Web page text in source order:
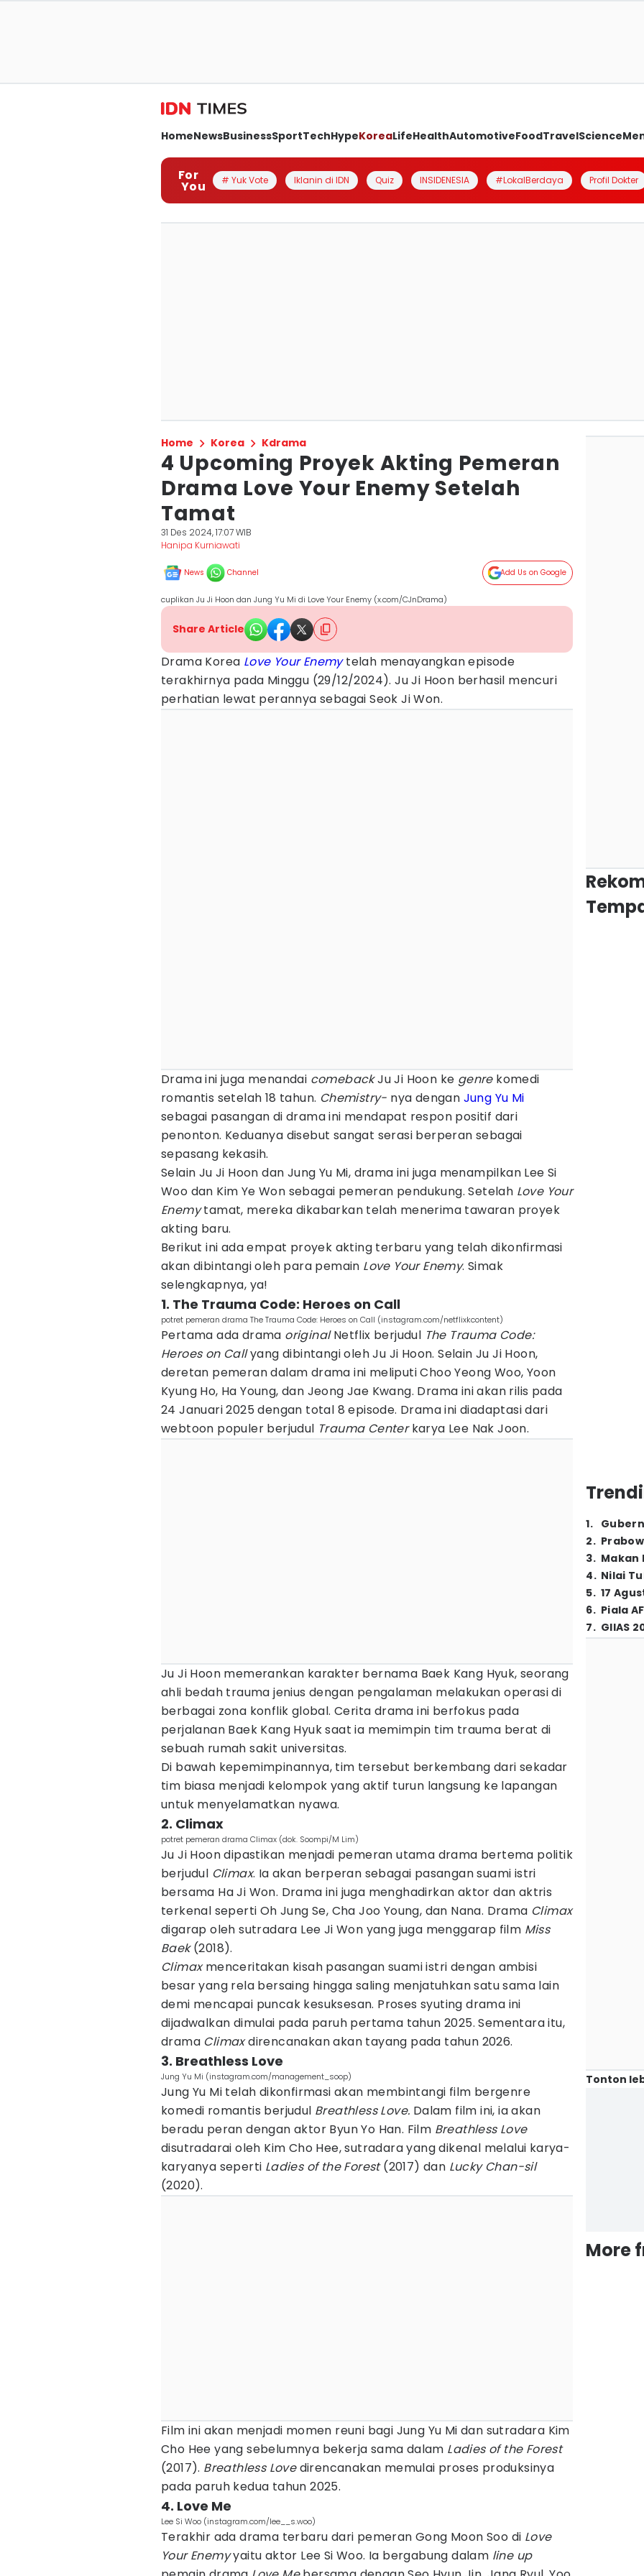
HomeNewsBusinessSportTechHypeKoreaLifeHealthAutomotiveFoodTravelScience
For
You # Yuk Vote Iklanin di IDN Quiz INSIDENESIA #LokalBerdaya Profil Dokter
Home Korea Kdrama
4 Upcoming Proyek Akting Pemeran
Drama Love Your Enemy Setelah
Tamat
31 Des 2024, 17:07 WIB
Hanipa Kurniawati
News Channel Add Us on Google
cuplikan Ju Ji Hoon dan Jung Yu Mi di Love Your Enemy (x.com/CJnDrama)
Share Article
Drama Korea Love Your Enemytelah menayangkan episode
terakhirnya pada Minggu (29/12/2024). Ju Ji Hoon berhasil mencuri
perhatian lewat perannya sebagai Seok Ji Won.
Drama ini juga menandai comebackJu Ji Hoon ke genrekomedi
romantis setelah 18 tahun. Chemistry- nya dengan Jung Yu Mi
sebagai pasangan di drama ini mendapat respon positif dari
penonton. Keduanya disebut sangat serasi berperan sebagai
sepasang kekasih.
Selain Ju Ji Hoon dan Jung Yu Mi, drama ini juga menampilkan Lee Si
Woo dan Kim Ye Won sebagai pemeran pendukung. Setelah Love Your
Enemytamat, mereka dikabarkan telah menerima tawaran proyek
akting baru.
Berikut ini ada empat proyek akting terbaru yang telah dikonfirmasi
akan dibintangi oleh para pemain Love Your Enemy. Simak
selengkapnya, ya!
1. The Trauma Code: Heroes on Call
potret pemeran drama The Trauma Code: Heroes on Call (instagram.com/netflixkcontent)
Pertama ada drama originalNetflix berjudul The Trauma Code:
Heroes on Callyang dibintangi oleh Ju Ji Hoon. Selain Ju Ji Hoon,
deretan pemeran dalam drama ini meliputi Choo Yeong Woo, Yoon
Kyung Ho, Ha Young, dan Jeong Jae Kwang. Drama ini akan rilis pada
24 Januari 2025 dengan total 8 episode. Drama ini diadaptasi dari
webtoon populer berjudul Trauma Centerkarya Lee Nak Joon.
Ju Ji Hoon memerankan karakter bernama Baek Kang Hyuk, seorang
ahli bedah trauma jenius dengan pengalaman melakukan operasi di
berbagai zona konflik global. Cerita drama ini berfokus pada
perjalanan Baek Kang Hyuk saat ia memimpin tim trauma berat di
sebuah rumah sakit universitas.
Di bawah kepemimpinannya, tim tersebut berkembang dari sekadar
tim biasa menjadi kelompok yang aktif turun langsung ke lapangan
untuk menyelamatkan nyawa.
2. Climax
potret pemeran drama Climax (dok. Soompi/M Lim)
Ju Ji Hoon dipastikan menjadi pemeran utama drama bertema politik
berjudul Climax. Ia akan berperan sebagai pasangan suami istri
bersama Ha Ji Won. Drama ini juga menghadirkan aktor dan aktris
terkenal seperti Oh Jung Se, Cha Joo Young, dan Nana. Drama Climax
digarap oleh sutradara Lee Ji Won yang juga menggarap film Miss
Baek(2018).
Climaxmenceritakan kisah pasangan suami istri dengan ambisi
besar yang rela bersaing hingga saling menjatuhkan satu sama lain
demi mencapai puncak kesuksesan. Proses syuting drama ini
dijadwalkan dimulai pada paruh pertama tahun 2025. Sementara itu,
drama Climaxdirencanakan akan tayang pada tahun 2026.
3. Breathless Love
Jung Yu Mi (instagram.com/management_soop)
Jung Yu Mi telah dikonfirmasi akan membintangi film bergenre
komedi romantis berjudul Breathless Love. Dalam film ini, ia akan
beradu peran dengan aktor Byun Yo Han. Film Breathless Love
disutradarai oleh Kim Cho Hee, sutradara yang dikenal melalui karya-
karyanya seperti Ladies of the Forest(2017) dan Lucky Chan-sil
(2020).
Film ini akan menjadi momen reuni bagi Jung Yu Mi dan sutradara Kim
Cho Hee yang sebelumnya bekerja sama dalam Ladies of the Forest
(2017). Breathless Lovedirencanakan memulai proses produksinya
pada paruh kedua tahun 2025.
4. Love Me
Lee Si Woo (instagram.com/lee__s.woo)
Terakhir ada drama terbaru dari pemeran Gong Moon Soo di Love
Your Enemyyaitu aktor Lee Si Woo. Ia bergabung dalam line up
1.
2.
3. Makan
4. Nilai
5. 17
6. Piala
7. GIIAS
Tonton
More